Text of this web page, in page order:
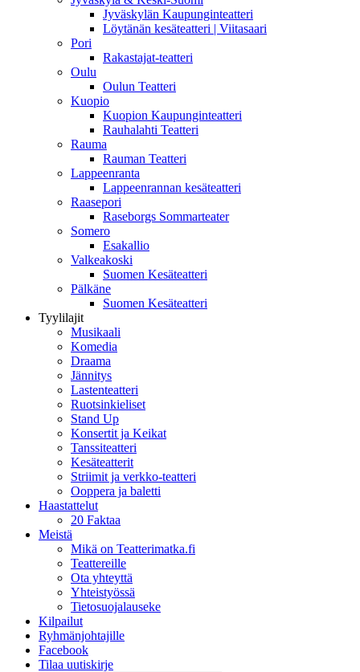
Jyväskylän Kaupunginteatteri
Löytänän kesäteatteri | Viitasaari
Pori
Rakastajat-teatteri
Oulu
Oulun Teatteri
Kuopio
Kuopion Kaupunginteatteri
Rauhalahti Teatteri
Rauma
Rauman Teatteri
Lappeenranta
Lappeenrannan kesäteatteri
Raasepori
Raseborgs Sommarteater
Somero
Esakallio
Valkeakoski
Suomen Kesäteatteri
Pälkäne
Suomen Kesäteatteri
Tyylilajit
Musikaali
Komedia
Draama
Jännitys
Lastenteatteri
Ruotsinkieliset
Stand Up
Konsertit ja Keikat
Tanssiteatteri
Kesäteatterit
Striimit ja verkko-teatteri
Ooppera ja baletti
Haastattelut
20 Faktaa
Meistä
Mikä on Teatterimatka.fi
Teattereille
Ota yhteyttä
Yhteistyössä
Tietosuojalauseke
Kilpailut
Ryhmänjohtajille
Facebook
Tilaa uutiskirje